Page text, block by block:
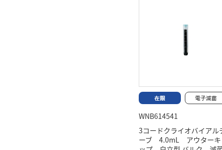
WNB614541
3コードクライオバイアル
ーブ 4.0mL アウターキ